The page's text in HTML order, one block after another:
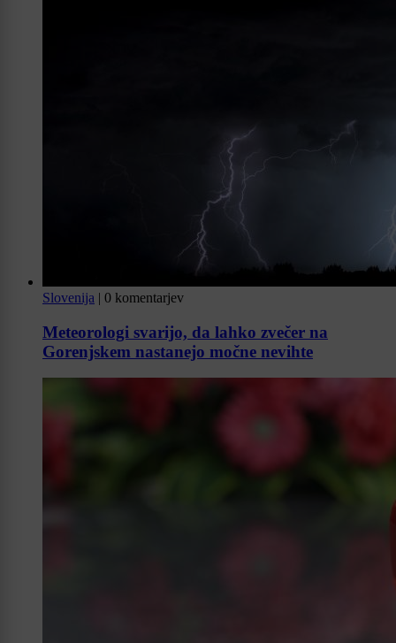
Slovenija | 0 komentarjev
Meteorologi svarijo, da lahko zvečer na
Gorenjskem nastanejo močne nevihte